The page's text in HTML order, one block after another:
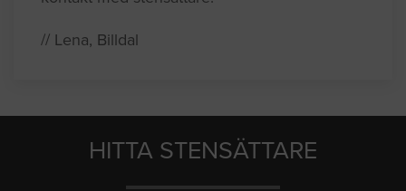
// Lena, Billdal
HITTA STENSÄTTARE